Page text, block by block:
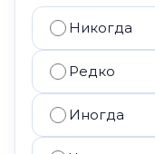
Никогда
Редко
Иногда